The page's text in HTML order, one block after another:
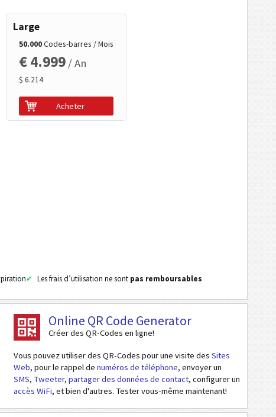
Large
50.000Codes-barres / Mois
€ 4.999 / An
$ 6.214
Acheter
Les frais d’utilisation ne sont pas remboursables
Online QR Code Generator
Créer des QR-Codes en ligne!
Vous pouvez utiliser des QR-Codes pour une visite des Sites
Web, pour le rappel de numéros de téléphone, envoyer un
SMS, Tweeter, partager des données de contact, configurer un
accès WiFi, et bien d'autres. Tester vous-même maintenant!